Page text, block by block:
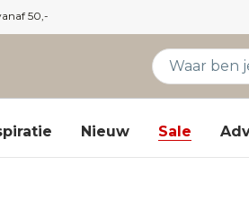
50,-
Nieuw Sale